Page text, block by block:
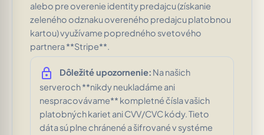
alebo pre overenie identity predajcu (získanie
zeleného odznaku overeného predajcu platobnou
kartou) využívame popredného svetového
partnera **Stripe**.
lock Dôležité upozornenie: Na našich
serveroch **nikdy neukladáme ani
nespracovávame** kompletné čísla vašich
platobných kariet ani CVV/CVC kódy. Tieto
dáta sú plne chránené a šifrované v systéme